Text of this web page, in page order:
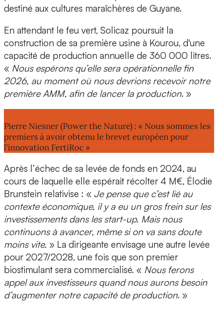
destiné aux cultures maraîchères de Guyane.
En attendant le feu vert, Solicaz poursuit la
construction de sa première usine à Kourou, d'une
capacité de production annuelle de 360 000 litres.
« Nous espérons qu’elle sera opérationnelle fin
2026, au moment où nous devrions recevoir notre
première AMM, afin de lancer la production. »
Pierre Niesner (Power the Nature) : « Nous sommes les
premiers à avoir obtenu le brevet européen pour
l’innovation FertiRoc »
Après l’échec de sa levée de fonds en 2024, au
cours de laquelle elle espérait récolter 4 M€, Élodie
Brunstein relativise : « Je pense que c’est lié au
contexte économique, il y a eu un gros frein sur les
investissementsdans les start-up. Mais nous
continuons à avancer, même si on va sans doute
moins vite. » La dirigeante envisage une autre levée
pour 2027/2028, une fois que son premier
biostimulant sera commercialisé. « Nous ferons
appel aux investisseurs quand nous aurons besoin
d’augmenter notre capacité de production. »